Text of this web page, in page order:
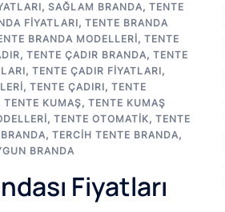
, SAĞLAM BRANDA, TENTE
FIYATLARI, TENTE BRANDA
BRANDA MODELLERI, TENTE
, TENTE ÇADIR BRANDA, TENTE
, TENTE ÇADIR FIYATLARI,
, TENTE ÇADIRI, TENTE
TENTE KUMAŞ, TENTE KUMAŞ
, TENTE OTOMATIK, TENTE
, TERCIH TENTE BRANDA,
BRANDA
Fiyatları